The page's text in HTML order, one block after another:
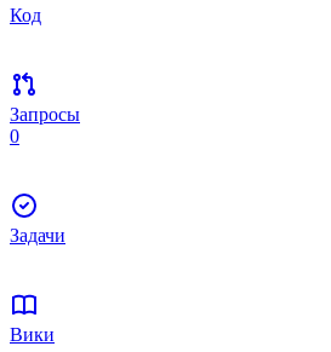
Код
Запросы
0
Задачи
Вики